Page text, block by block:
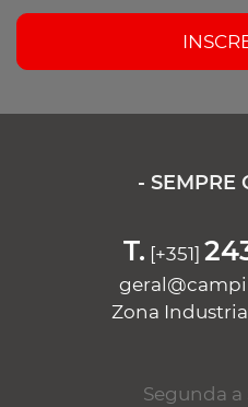
- SEMPRE
T. [+351]
Zona
Segunda a